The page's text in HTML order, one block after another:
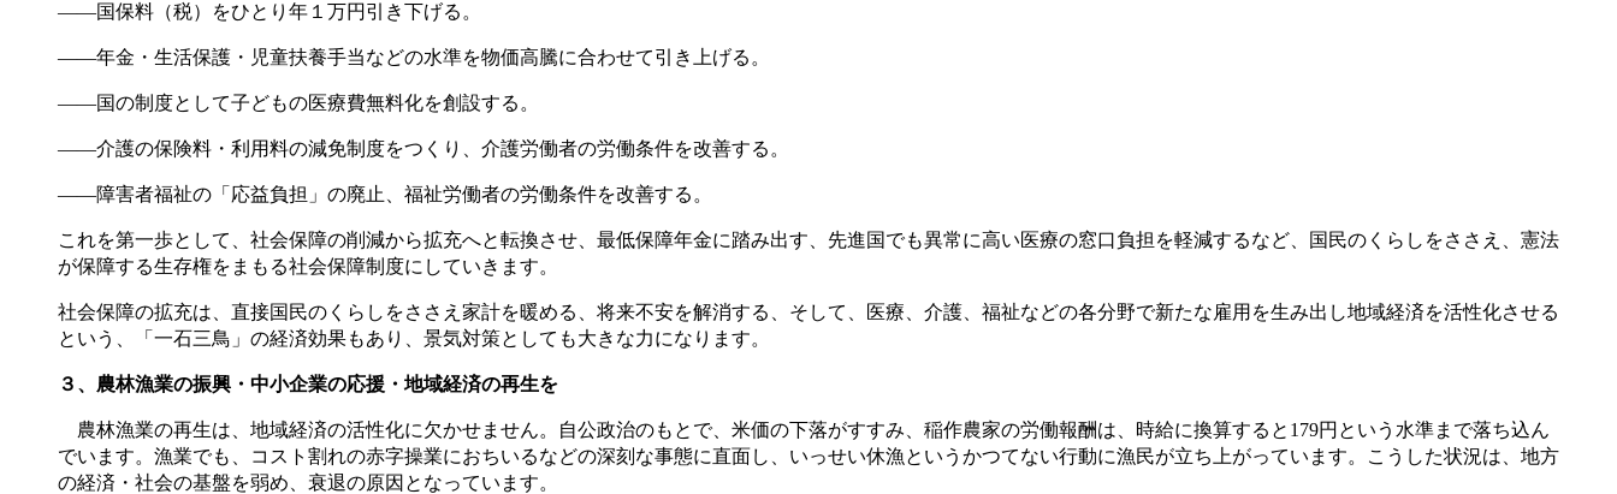
――国保料（税）をひとり年１万円引き下げる。
――年金・生活保護・児童扶養手当などの水準を物価高騰に合わせて引き上げる。
――国の制度として子どもの医療費無料化を創設する。
――介護の保険料・利用料の減免制度をつくり、介護労働者の労働条件を改善する。
――障害者福祉の「応益負担」の廃止、福祉労働者の労働条件を改善する。
これを第一歩として、社会保障の削減から拡充へと転換させ、最低保障年金に踏み出す、先進国でも異常に高い医療の窓口負担を軽減するなど、国民のくらしをささえ、憲法
が保障する生存権をまもる社会保障制度にしていきます。
社会保障の拡充は、直接国民のくらしをささえ家計を暖める、将来不安を解消する、そして、医療、介護、福祉などの各分野で新たな雇用を生み出し地域経済を活性化させる
という、「一石三鳥」の経済効果もあり、景気対策としても大きな力になります。
３、農林漁業の振興・中小企業の応援・地域経済の再生を
農林漁業の再生は、地域経済の活性化に欠かせません。自公政治のもとで、米価の下落がすすみ、稲作農家の労働報酬は、時給に換算すると179円という水準まで落ち込ん
でいます。漁業でも、コスト割れの赤字操業におちいるなどの深刻な事態に直面し、いっせい休漁というかつてない行動に漁民が立ち上がっています。こうした状況は、地方
の経済・社会の基盤を弱め、衰退の原因となっています。